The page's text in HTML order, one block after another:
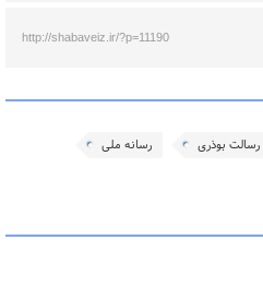
http://shabaveiz.ir/?p=11190
رسالت بوذری
رسانه ملی